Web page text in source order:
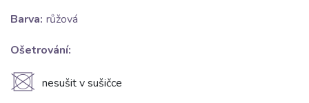
Barva: růžová
Ošetrování:
U nesušit v sušičce